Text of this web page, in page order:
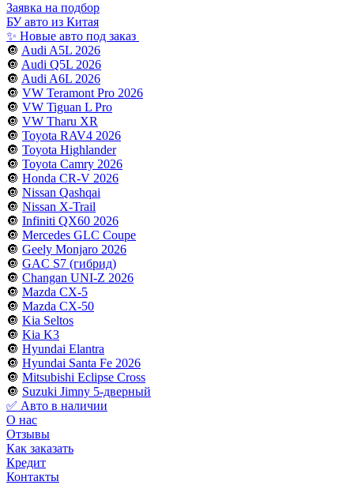
Заявка на подбор
БУ авто из Китая
✨ Новые авто под заказ
🔘 Audi A5L 2026
🔘 Audi Q5L 2026
🔘 Audi A6L 2026
🔘 VW Teramont Pro 2026
🔘 VW Tiguan L Pro
🔘 VW Tharu XR
🔘 Toyota RAV4 2026
🔘 Toyota Highlander
🔘 Toyota Camry 2026
🔘 Honda CR-V 2026
🔘 Nissan Qashqai
🔘 Nissan X-Trail
🔘 Infiniti QX60 2026
🔘 Mercedes GLC Coupe
🔘 Geely Monjaro 2026
🔘 GAC S7 (гибрид)
🔘 Changan UNI-Z 2026
🔘 Mazda CX-5
🔘 Mazda CX-50
🔘 Kia Seltos
🔘 Kia K3
🔘 Hyundai Elantra
🔘 Hyundai Santa Fe 2026
🔘 Mitsubishi Eclipse Cross
🔘 Suzuki Jimny 5-дверный
✅ Авто в наличии
О нас
Отзывы
Как заказать
Кредит
Контакты